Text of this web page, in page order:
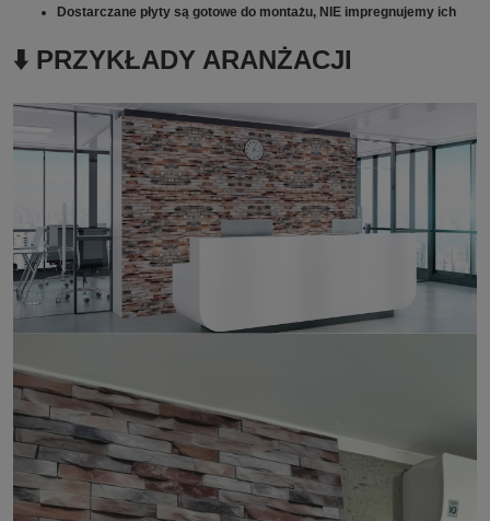
Dostarczane płyty są gotowe do montażu, NIE impregnujemy ich
⬇️ PRZYKŁADY ARANŻACJI